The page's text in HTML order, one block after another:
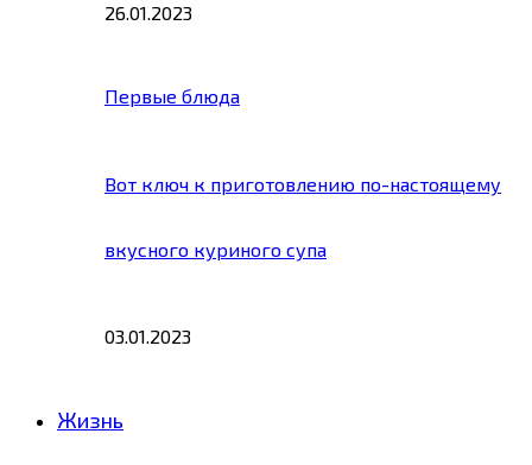
26.01.2023
Первые блюда
Вот ключ к приготовлению по-настоящему
вкусного куриного супа
03.01.2023
Жизнь